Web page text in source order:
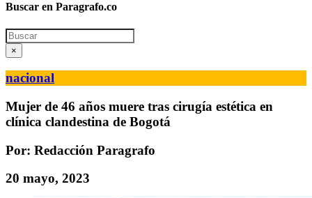
Buscar en Paragrafo.co
Search
×
nacional
Mujer de 46 años muere tras cirugía estética en
clínica clandestina de Bogotá
Por: Redacción Paragrafo
20 mayo, 2023